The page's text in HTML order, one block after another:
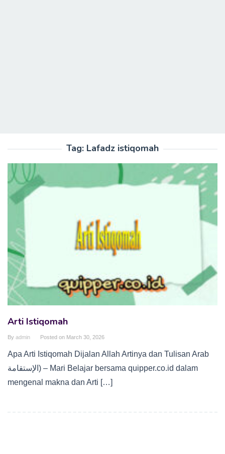
Tag: Lafadz istiqomah
Arti Istiqomah
By admin Posted on March 30, 2026
Apa Arti Istiqomah Dijalan Allah Artinya dan Tulisan Arab
الإستقامة) – Mari Belajar bersama quipper.co.id dalam
mengenal makna dan Arti […]